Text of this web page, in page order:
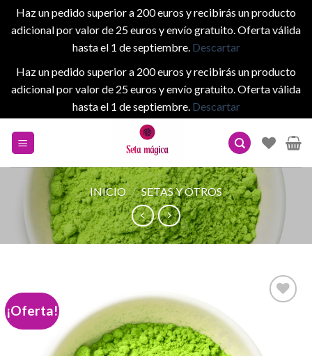
Haz un pedido superior a 200 euros y recibirás un producto
adicional por valor de 25 euros y envío gratuito. Oferta válida
hasta el 1 de septiembre. Descartar
Haz un pedido superior a 200 euros y recibirás un producto
adicional por valor de 25 euros y envío gratuito. Oferta válida
hasta el 1 de septiembre. Descartar
INICIO / SETAS Y OTROS
¡Oferta!
wishlist